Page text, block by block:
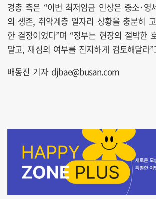
경총 측은 “이번 최저임금 인상은 중소·영
의 생존, 취약계층 일자리 상황을 충분히
한 결정이었다”며 “정부는 현장의 절박한
말고, 재심의 여부를 진지하게 검토해달라
배동진 기자 djbae@busan.com